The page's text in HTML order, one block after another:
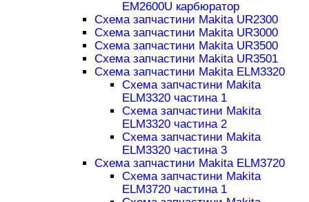
EM2600U карбюратор
Схема запчастини Makita UR2300
Схема запчастини Makita UR3000
Схема запчастини Makita UR3500
Схема запчастини Makita UR3501
Схема запчастини Makita ELM3320
Схема запчастини Makita
ELM3320 частина 1
Схема запчастини Makita
ELM3320 частина 2
Схема запчастини Makita
ELM3320 частина 3
Схема запчастини Makita ELM3720
Схема запчастини Makita
ELM3720 частина 1